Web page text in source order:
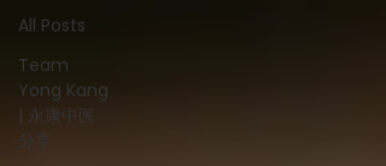
All Posts
Team
Yong Kang
| 永康中医
分享